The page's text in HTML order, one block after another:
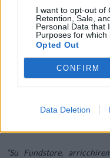
I want to opt-out of
Retention, Sale,
Personal Data that
Purposes for which
Opted Out
CONFIRM
Data Deletion
processi e adeguando le
SPID per il rilascio della
con Factorit in modo più
servizi che saranno
nel rispetto del quadro
rischio connessi
rapporti contrattuali”
“Su Fundstore,